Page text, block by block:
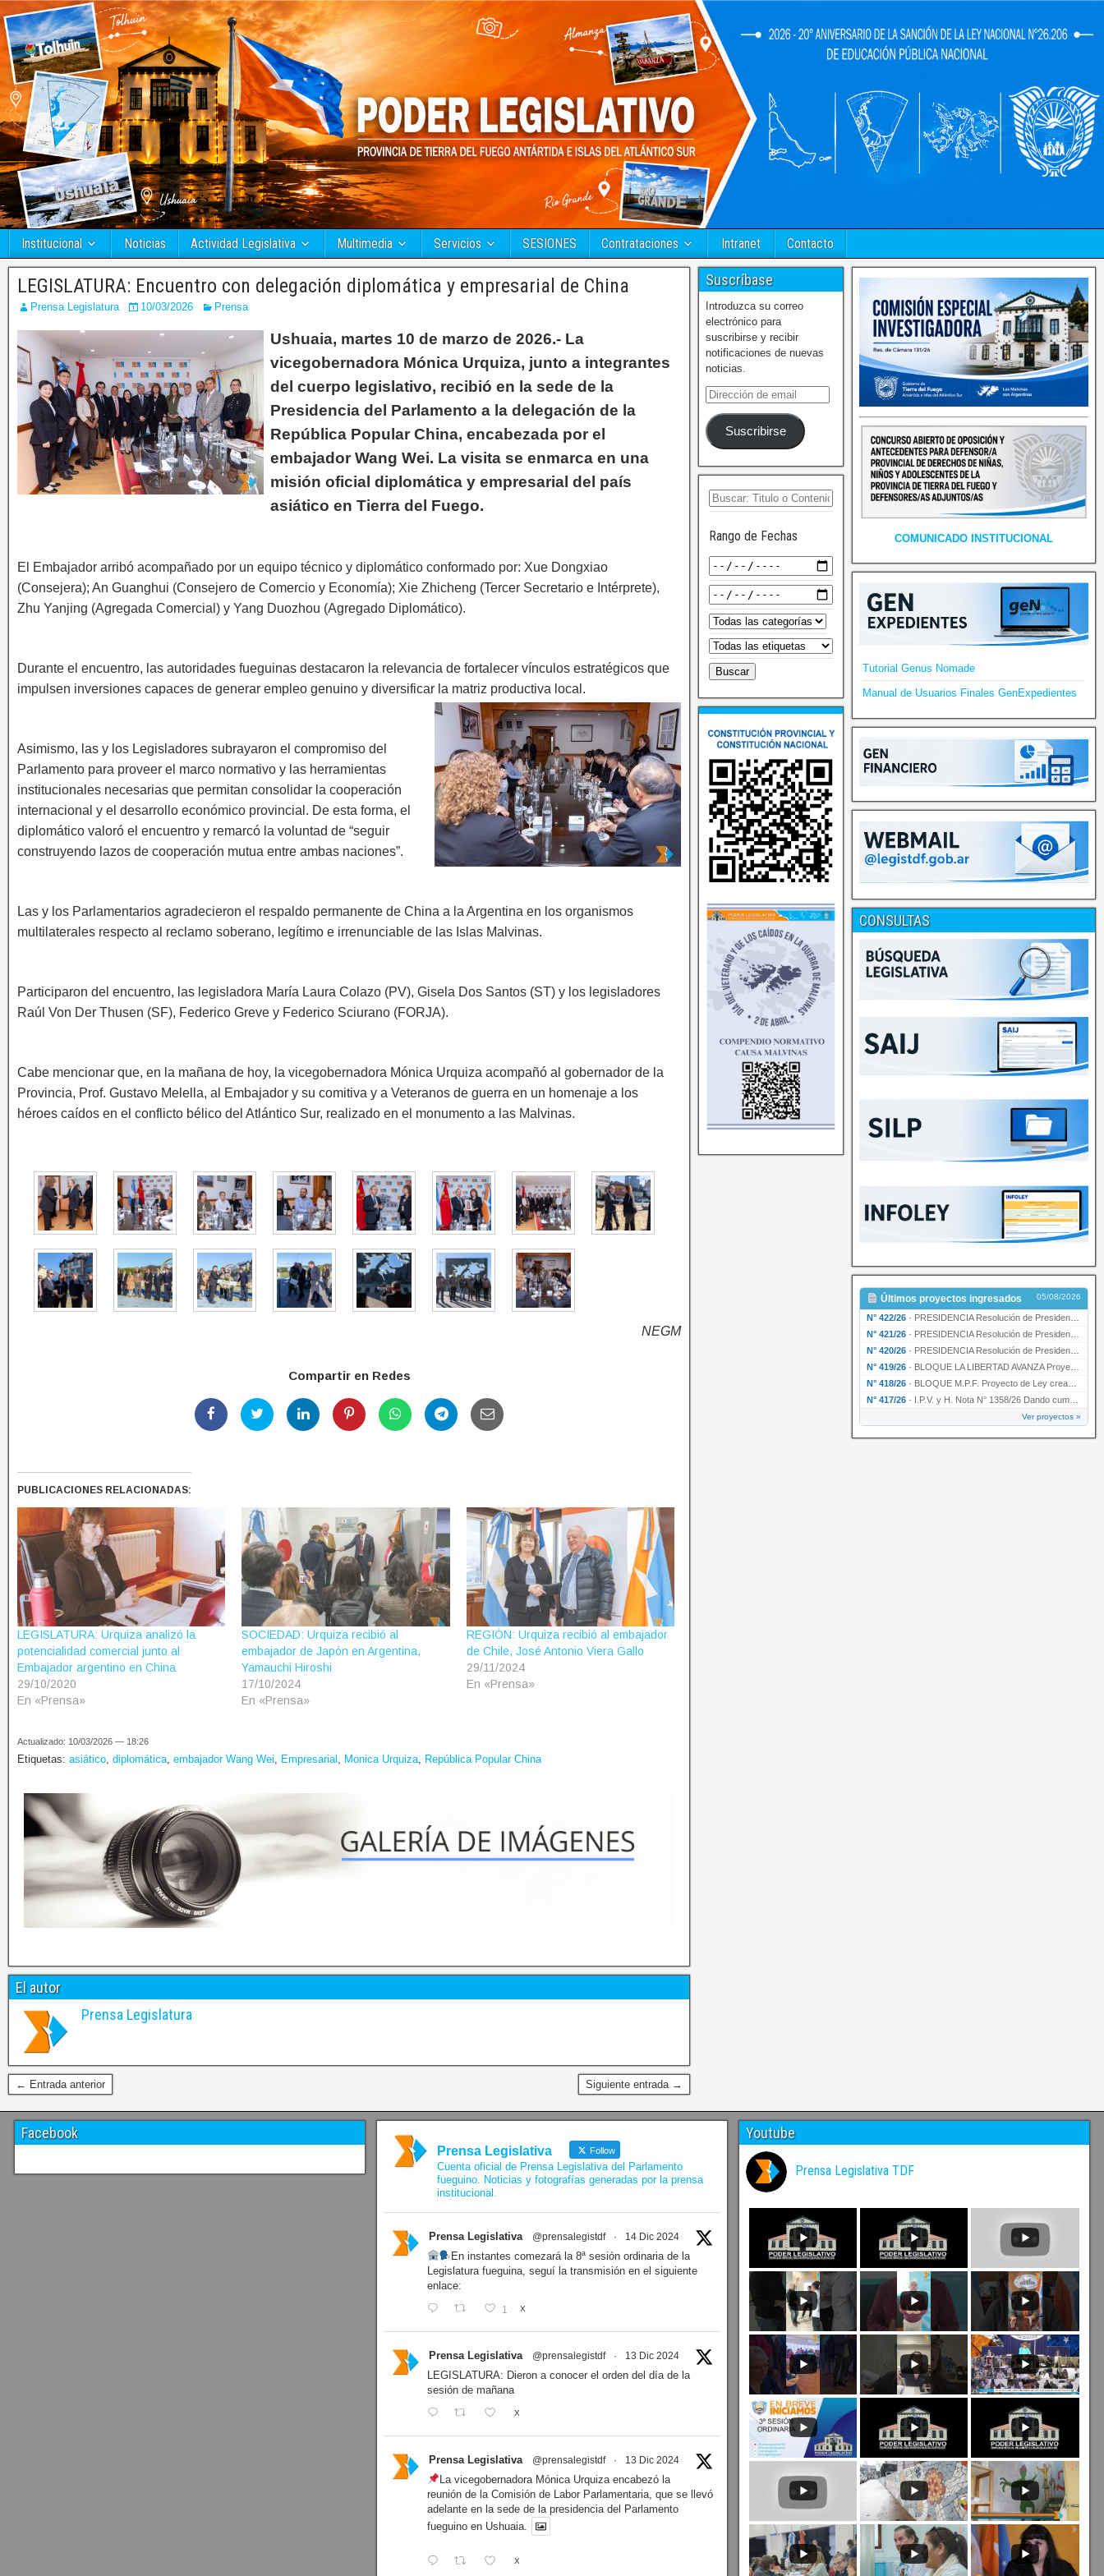
Institucional Noticias Actividad Legislativa Multimedia Servicios SESIONES Contrataciones Intranet Contacto
LEGISLATURA: Encuentro con delegación diplomática y empresarial de China
Prensa Legislatura 10/03/2026 Prensa
Ushuaia, martes 10 de marzo de 2026.- La
vicegobernadora Mónica Urquiza, junto a integrantes
del cuerpo legislativo, recibió en la sede de la
Presidencia del Parlamento a la delegación de la
República Popular China, encabezada por el
embajador Wang Wei. La visita se enmarca en una
misión oficial diplomática y empresarial del país
asiático en Tierra del Fuego.
El Embajador arribó acompañado por un equipo técnico y diplomático conformado por: Xue Dongxiao
(Consejera); An Guanghui (Consejero de Comercio y Economía); Xie Zhicheng (Tercer Secretario e Intérprete),
Zhu Yanjing (Agregada Comercial) y Yang Duozhou (Agregado Diplomático).
Durante el encuentro, las autoridades fueguinas destacaron la relevancia de fortalecer vínculos estratégicos que
impulsen inversiones capaces de generar empleo genuino y diversificar la matriz productiva local.
Asimismo, las y los Legisladores subrayaron el compromiso del
Parlamento para proveer el marco normativo y las herramientas
institucionales necesarias que permitan consolidar la cooperación
internacional y el desarrollo económico provincial. De esta forma, el
diplomático valoró el encuentro y remarcó la voluntad de “seguir
construyendo lazos de cooperación mutua entre ambas naciones”.
Las y los Parlamentarios agradecieron el respaldo permanente de China a la Argentina en los organismos
multilaterales respecto al reclamo soberano, legítimo e irrenunciable de las Islas Malvinas.
Participaron del encuentro, las legisladora María Laura Colazo (PV), Gisela Dos Santos (ST) y los legisladores
Raúl Von Der Thusen (SF), Federico Greve y Federico Sciurano (FORJA).
Cabe mencionar que, en la mañana de hoy, la vicegobernadora Mónica Urquiza acompañó al gobernador de la
Provincia, Prof. Gustavo Melella, al Embajador y su comitiva y a Veteranos de guerra en un homenaje a los
héroes caídos en el conflicto bélico del Atlántico Sur, realizado en el monumento a las Malvinas.
NEGM
Compartir en Redes
PUBLICACIONES RELACIONADAS:
LEGISLATURA: Urquiza analizó la
potencialidad comercial junto al
Embajador argentino en China
29/10/2020
En «Prensa»
SOCIEDAD: Urquiza recibió al
embajador de Japón en Argentina,
Yamauchi Hiroshi
17/10/2024
En «Prensa»
REGIÓN: Urquiza recibió al embajador
de Chile, José Antonio Viera Gallo
29/11/2024
En «Prensa»
Actualizado: 10/03/2026 — 18:26
Etiquetas: asiático, diplomática, embajador Wang Wei, Empresarial , Monica Urquiza, República Popular China
El autor
Prensa Legislatura
← Entrada anterior Siguiente entrada →
Suscríbase
Introduzca su correo
electrónico para
suscribirse y recibir
notificaciones de nuevas
noticias.
Suscribirse
Rango de Fechas COMUNICADO INSTITUCIONAL
Tutorial Genus Nomade
Manual de Usuarios Finales GenExpedientes
CONSULTAS
Últimos proyectos ingresados 05/08/2026
N° 422/26 · PRESIDENCIA Resolución de Presidencia N° 200/26 para su ratificación.
N° 421/26 · PRESIDENCIA Resolución de Presidencia N° 199/26 para su ratificación.
N° 420/26 · PRESIDENCIA Resolución de Presidencia N° 198/26 para su ratificación.
N° 419/26 · BLOQUE LA LIBERTAD AVANZA Proyecto de Ley declarando la esencialidad del servicio educativ…
N° 418/26 · BLOQUE M.P.F. Proyecto de Ley creando el Ente Único Regulador de servicios públicos de la …
N° 417/26 · I.P.V. y H. Nota N° 1358/26 Dando cumplimiento al artículo 29 de la Ley provincial N° 1399…
Ver proyectos »
Facebook
Prensa Legislativa Follow
Cuenta oficial de Prensa Legislativa del Parlamento
fueguino. Noticias y fotografías generadas por la prensa
institucional.
Prensa Legislativa @prensalegistdf · 14 Dic 2024
En instantes comezará la 8ª sesión ordinaria de la
Legislatura fueguina, seguí la transmisión en el siguiente
enlace:
1 X
Prensa Legislativa @prensalegistdf · 13 Dic 2024
LEGISLATURA: Dieron a conocer el orden del día de la
sesión de mañana
X
Prensa Legislativa @prensalegistdf · 13 Dic 2024
La vicegobernadora Mónica Urquiza encabezó la
reunión de la Comisión de Labor Parlamentaria, que se llevó
adelante en la sede de la presidencia del Parlamento
fueguino en Ushuaia.
X
Youtube
Prensa Legislativa TDF